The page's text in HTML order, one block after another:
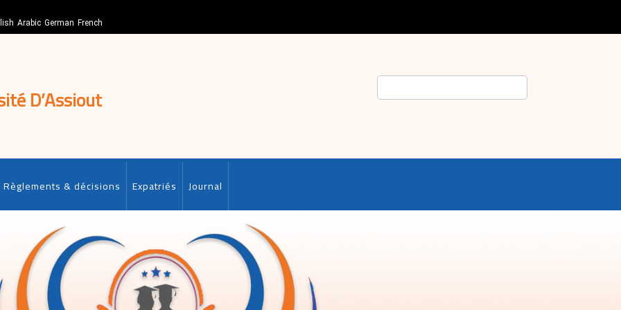
Arabic German French
D’Assiout
Règlements & décisions Expatriés Journal